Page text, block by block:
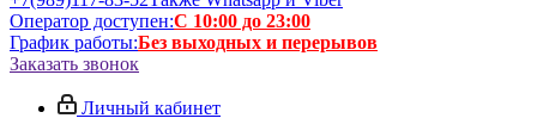
Оператор доступен:С 10:00 до 23:00
График работы:Без выходных и перерывов
Заказать звонок
Личный кабинет